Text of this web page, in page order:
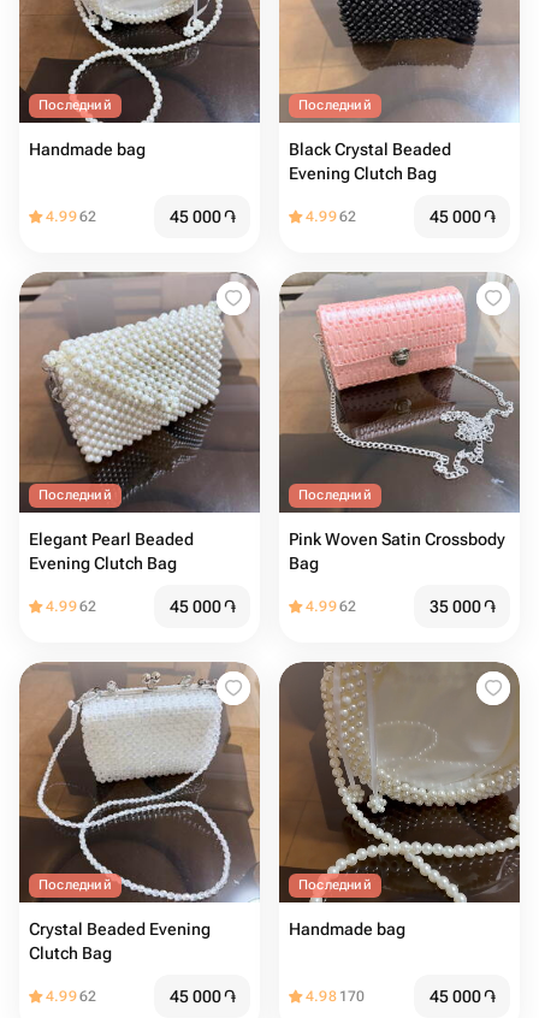
Последний
Handmade bag
4.9962 45 000֏
Последний
Black Crystal Beaded
Evening Clutch Bag
4.9962 45 000֏
Последний
Elegant Pearl Beaded
Evening Clutch Bag
4.9962 45 000֏
Последний
Pink Woven Satin Crossbody
Bag
4.9962 35 000֏
Последний
Crystal Beaded Evening
Clutch Bag
4.9962 45 000֏
Последний
Handmade bag
4.98 170 45 000֏